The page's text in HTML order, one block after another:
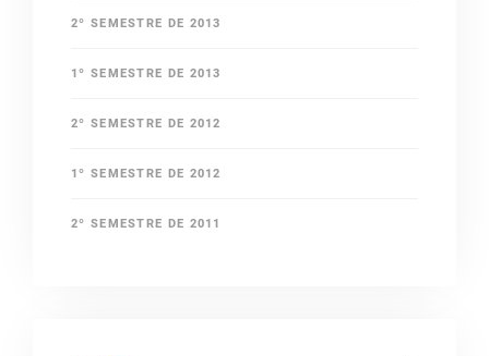
2º SEMESTRE DE 2013
1º SEMESTRE DE 2013
2º SEMESTRE DE 2012
1º SEMESTRE DE 2012
2º SEMESTRE DE 2011